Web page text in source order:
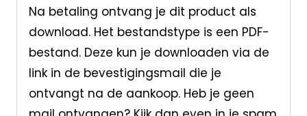
Na betaling ontvang je dit product als
download. Het bestandstype is een PDF-
bestand. Deze kun je downloaden via de
link in de bevestigingsmail die je
ontvangt na de aankoop. Heb je geen